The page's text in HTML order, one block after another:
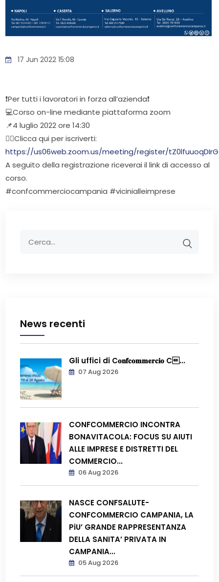
News recenti
Gli uffici di C𝐨𝐧𝐟𝐜𝐨𝐦𝐦𝐞𝐫𝐜𝐢𝐨 C...
07 Aug 2026
CONFCOMMERCIO INCONTRA
BONAVITACOLA: FOCUS SU AIUTI
ALLE IMPRESE E DISTRETTI DEL
COMMERCIO...
06 Aug 2026
NASCE CONFSALUTE-
CONFCOMMERCIO CAMPANIA, LA
PiU’ GRANDE RAPPRESENTANZA
DELLA SANITA’ PRIVATA IN
CAMPANIA...
05 Aug 2026
17 Jun 2022 15:08
❗Per tutti i lavoratori in forza all’azienda❗
💻Corso on-line mediante piattaforma zoom
📌4 luglio 2022 ore 14:30
👉🏻Clicca qui per iscriverti:
https://us06web.zoom.us/meeting/register/
A seguito della registrazione riceverai il link di accesso al
corso.
#confcommerciocampania #vicinialleimprese